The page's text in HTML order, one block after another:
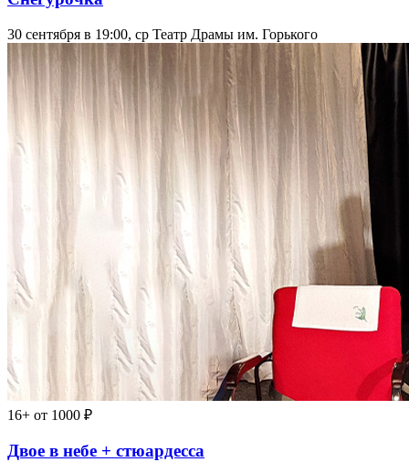
30 сентября в 19:00, ср Театр Драмы им. Горького
16+ от 1000 ₽
Двое в небе + стюардесса